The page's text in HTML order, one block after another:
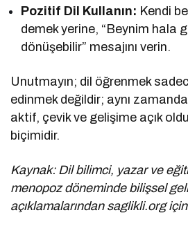
Pozitif Dil Kullanın: Kendi
demek yerine, “Beynim hala
dönüşebilir” mesajını verin.
Unutmayın; dil öğrenmek
edinmek değildir; aynı
aktif, çevik ve gelişime açık
biçimidir.
Kaynak: Dil bilimci, yazar ve
menopoz döneminde bilişsel
açıklamalarından saglikli.org